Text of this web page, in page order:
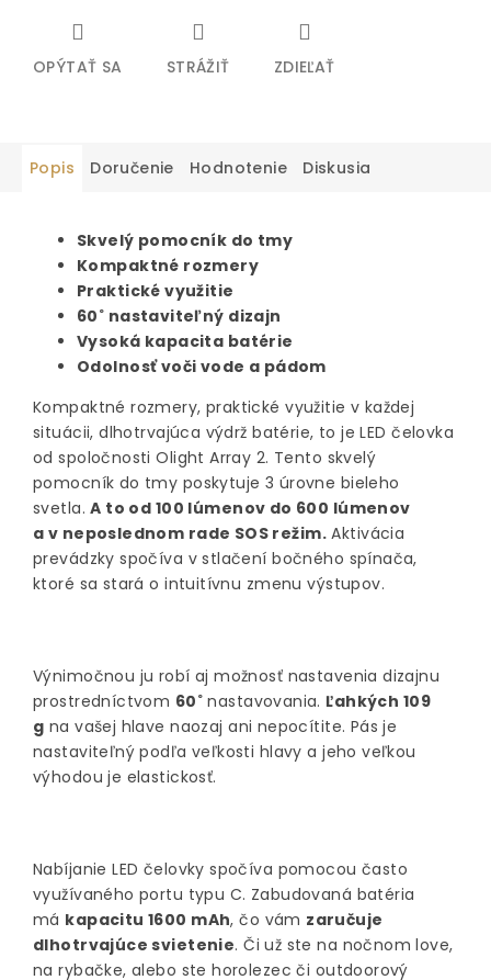
OPÝTAŤ SA STRÁŽIŤ ZDIEĽAŤ
Popis Doručenie Hodnotenie Diskusia
Skvelý pomocník do tmy
Kompaktné rozmery
Praktické využitie
60˚ nastaviteľný dizajn
Vysoká kapacita batérie
Odolnosť voči vode a pádom
Kompaktné rozmery, praktické využitie v každej
situácii, dlhotrvajúca výdrž batérie, to je LED čelovka
od spoločnosti Olight Array 2. Tento skvelý
pomocník do tmy poskytuje 3 úrovne bieleho
svetla. A to od 100 lúmenov do 600 lúmenov
a v neposlednom rade SOS režim. Aktivácia
prevádzky spočíva v stlačení bočného spínača,
ktoré sa stará o intuitívnu zmenu výstupov.
Výnimočnou ju robí aj možnosť nastavenia dizajnu
prostredníctvom 60˚ nastavovania. Ľahkých 109
g na vašej hlave naozaj ani nepocítite. Pás je
nastaviteľný podľa veľkosti hlavy a jeho veľkou
výhodou je elastickosť.
Nabíjanie LED čelovky spočíva pomocou často
využívaného portu typu C. Zabudovaná batéria
má kapacitu 1600 mAh, čo vám zaručuje
dlhotrvajúce svietenie. Či už ste na nočnom love,
na rybačke, alebo ste horolezec či outdoorový